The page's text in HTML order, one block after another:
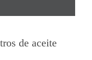
de aceite